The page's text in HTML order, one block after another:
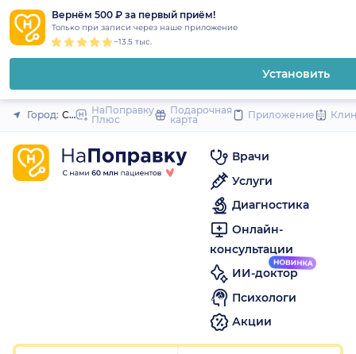
Вернём 500 ₽ за первый приём!
Только при записи через наше приложение
~13.5 тыс.
Установить
Закрыть
Город: Санкт-Петербург
НаПоправку
Плюс
Подарочная
карта
Приложение
Врачи
Услуги
Диагностика
Онлайн-
консультации
ИИ-доктор
Психологи
Акции